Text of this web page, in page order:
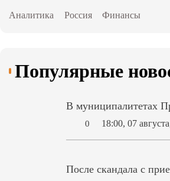
Аналитика Россия Финансы
Популярные
В муниципалитетах
0 18:00, 07
После скандала с